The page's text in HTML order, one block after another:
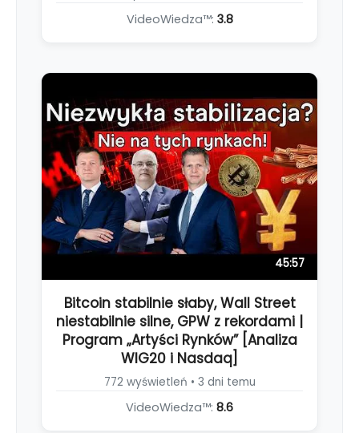
VideoWiedza™: 3.8
45:57
Bitcoin stabilnie słaby, Wall Street
niestabilnie silne, GPW z rekordami |
Program „Artyści Rynków” [Analiza
WIG20 i Nasdaq]
772 wyświetleń • 3 dni temu
VideoWiedza™: 8.6